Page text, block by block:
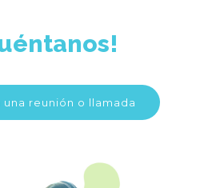
una reunión o llamada